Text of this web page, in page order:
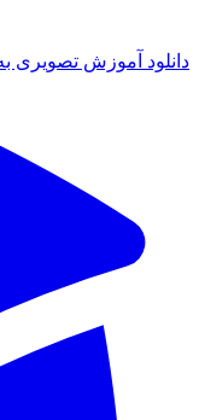
دانلود آموزش تصویری